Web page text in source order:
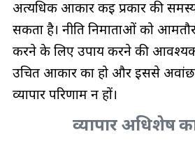
अत्यधिक आकार कई प्रकार की
सकता है। नीति निर्माताओं को
करने के लिए उपाय करने की
उचित आकार का हो और इससे
व्यापार परिणाम न हों।
व्यापार अधिशेष